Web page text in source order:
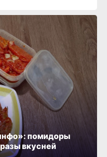
помидоры
вкусней